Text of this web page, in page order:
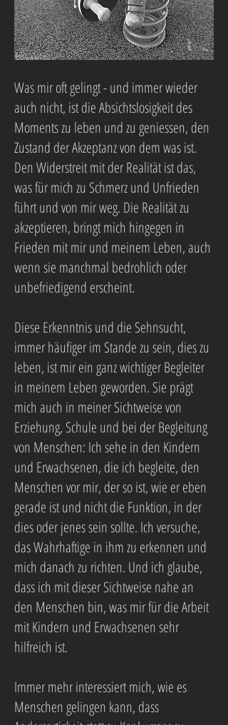
Was mir oft gelingt - und immer wieder
auch nicht, ist die Absichtslosigkeit des
Moments zu leben und zu geniessen, den
Zustand der Akzeptanz von dem was ist.
Den Widerstreit mit der Realität ist das,
was für mich zu Schmerz und Unfrieden
führt und von mir weg. Die Realität zu
akzeptieren, bringt mich hingegen in
Frieden mit mir und meinem Leben, auch
wenn sie manchmal bedrohlich oder
unbefriedigend erscheint.
Diese Erkenntnis und die Sehnsucht,
immer häufiger im Stande zu sein, dies zu
leben, ist mir ein ganz wichtiger Begleiter
in meinem Leben geworden. Sie prägt
mich auch in meiner Sichtweise von
Erziehung, Schule und bei der Begleitung
von Menschen: Ich sehe in den Kindern
und Erwachsenen, die ich begleite, den
Menschen vor mir, der so ist, wie er eben
gerade ist und nicht die Funktion, in der
dies oder jenes sein sollte. Ich versuche,
das Wahrhaftige in ihm zu erkennen und
mich danach zu richten. Und ich glaube,
dass ich mit dieser Sichtweise nahe an
den Menschen bin, was mir für die Arbeit
mit Kindern und Erwachsenen sehr
hilfreich ist.
Immer mehr interessiert mich, wie es
Menschen gelingen kann, dass